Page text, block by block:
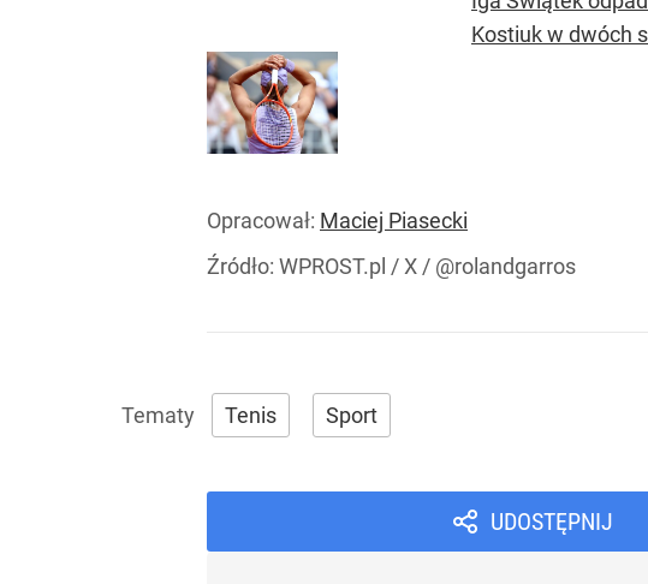
Kostiuk w dwóch
Opracował: Maciej Piasecki
Źródło: WPROST.pl / X / @rolandgarros
Tenis Sport
UDOSTĘPNIJ